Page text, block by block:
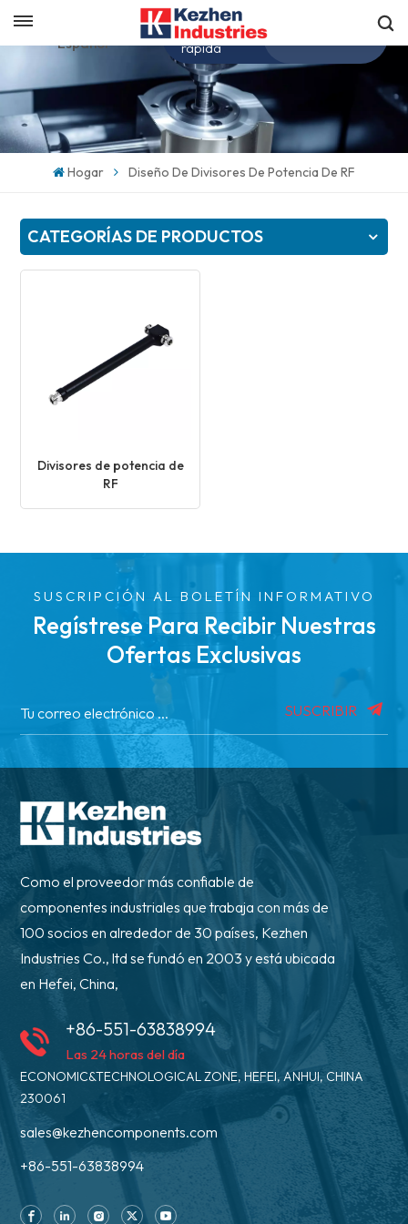
Español
English
Obtenga una cotización
rápida
Hogar Diseño De Divisores De Potencia De RF
CATEGORÍAS DE PRODUCTOS
Divisores de potencia de
RF
SUSCRIPCIÓN AL BOLETÍN INFORMATIVO
Regístrese Para Recibir Nuestras
Ofertas Exclusivas
SUSCRIBIR
Como el proveedor más confiable de
componentes industriales que trabaja con más de
100 socios en alrededor de 30 países, Kezhen
Industries Co., ltd se fundó en 2003 y está ubicada
en Hefei, China,
+86-551-63838994
Las 24 horas del día
ECONOMIC&TECHNOLOGICAL ZONE, HEFEI, ANHUI, CHINA
230061
sales@kezhencomponents.com
+86-551-63838994